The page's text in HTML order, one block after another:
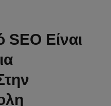
SEO Είναι